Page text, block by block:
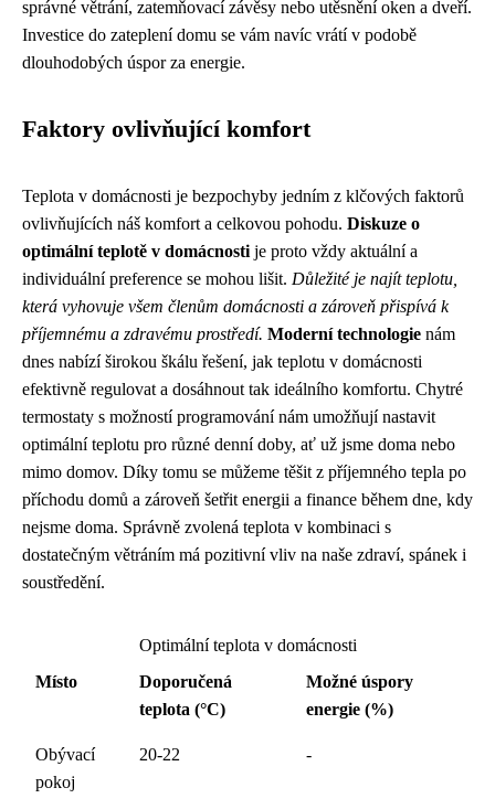
správné větrání, zatemňovací závěsy nebo utěsnění oken a dveří.
Investice do zateplení domu se vám navíc vrátí v podobě
dlouhodobých úspor za energie.
Faktory ovlivňující komfort
Teplota v domácnosti je bezpochyby jedním z klčových faktorů
ovlivňujících náš komfort a celkovou pohodu. Diskuze o
optimální teplotě v domácnosti je proto vždy aktuální a
individuální preference se mohou lišit. Důležité je najít teplotu,
která vyhovuje všem členům domácnosti a zároveň přispívá k
příjemnému a zdravému prostředí. Moderní technologie nám
dnes nabízí širokou škálu řešení, jak teplotu v domácnosti
efektivně regulovat a dosáhnout tak ideálního komfortu. Chytré
termostaty s možností programování nám umožňují nastavit
optimální teplotu pro různé denní doby, ať už jsme doma nebo
mimo domov. Díky tomu se můžeme těšit z příjemného tepla po
příchodu domů a zároveň šetřit energii a finance během dne, kdy
nejsme doma. Správně zvolená teplota v kombinaci s
dostatečným větráním má pozitivní vliv na naše zdraví, spánek i
soustředění.
Optimální teplota v domácnosti
Místo
Doporučená
teplota (°C)
Možné úspory
energie (%)
Obývací
pokoj
20-22 -